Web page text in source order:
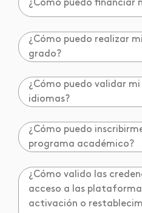
¿Cómo puedo financiar
¿Cómo puedo realizar
grado?
¿Cómo puedo validar
idiomas?
¿Cómo puedo
programa académico?
¿Cómo valido las
acceso a las
activación o